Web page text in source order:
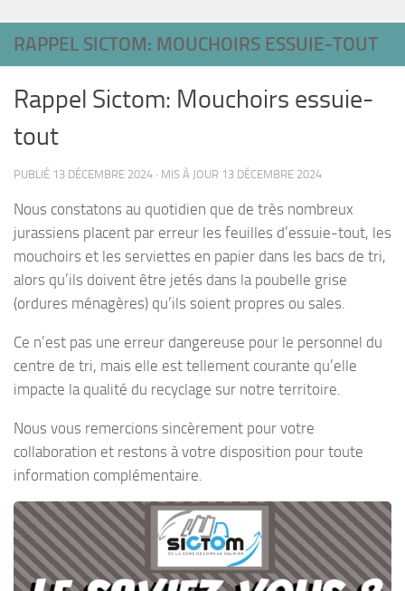
RAPPEL SICTOM: MOUCHOIRS ESSUIE-TOUT
Rappel Sictom: Mouchoirs essuie-
tout
PUBLIÉ 13 DÉCEMBRE 2024 · MIS À JOUR 13 DÉCEMBRE 2024
Nous constatons au quotidien que de très nombreux
jurassiens placent par erreur les feuilles d’essuie-tout, les
mouchoirs et les serviettes en papier dans les bacs de tri,
alors qu’ils doivent être jetés dans la poubelle grise
(ordures ménagères) qu’ils soient propres ou sales.
Ce n’est pas une erreur dangereuse pour le personnel du
centre de tri, mais elle est tellement courante qu’elle
impacte la qualité du recyclage sur notre territoire.
Nous vous remercions sincèrement pour votre
collaboration et restons à votre disposition pour toute
information complémentaire.